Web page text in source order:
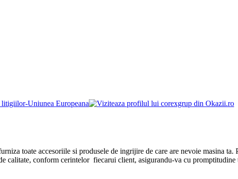
toate accesoriile si produsele de ingrijire de care are nevoie masina
calitate, conform cerintelor fiecarui client, asigurandu-va cu